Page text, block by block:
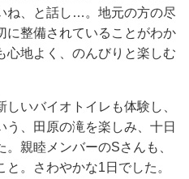
ね、と話し…。地元の方の尽
に整備されていることがわか
心地よく、のんびりと楽しむ
いバイオトイレも体験し、
、田原の滝を楽しみ、十日
親睦メンバーのSさんも、
。さわやかな1日でした。